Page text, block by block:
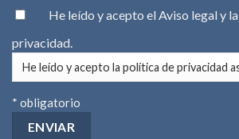
He leído y acepto elAviso legaly la
privacidad.
* obligatorio